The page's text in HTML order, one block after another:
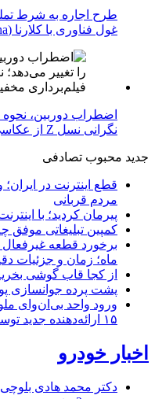
طرح اجاره به شرط
غول فناوری با کلارنا (Klarna)
اضطراب دوربین، نحوه
نگرانی نسل Z از عکاسی و فیلم‌برداری مخفیانه
جدید محبوب تصادفی
قطع اینترنت در
مردم قربانی
پیرمان کردید؛ با
کمپین تبلیغاتی موفق
ماه؛ زمان و جزئیات
از کجا قاب گوشی
پشت پرده جوانسازی
۱۵ ارائه‌دهنده جدید توسط نهاد نظارتی اروپا
اخبار خودرو
دکتر محمد هادی